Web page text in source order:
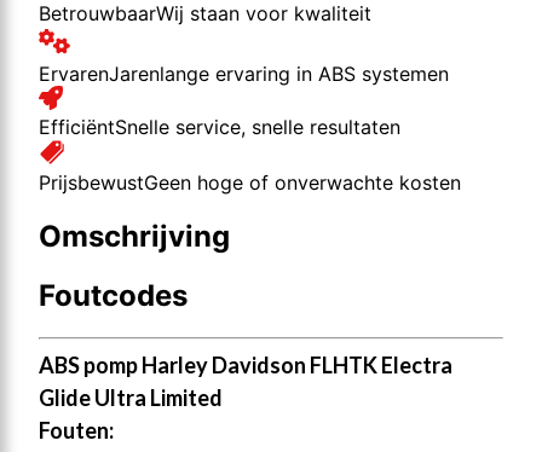
BetrouwbaarWij staan voor kwaliteit
ErvarenJarenlange ervaring in ABS systemen
EfficiëntSnelle service, snelle resultaten
PrijsbewustGeen hoge of onverwachte kosten
Omschrijving
Foutcodes
ABS pomp Harley Davidson FLHTK Electra
Glide Ultra Limited
Fouten: